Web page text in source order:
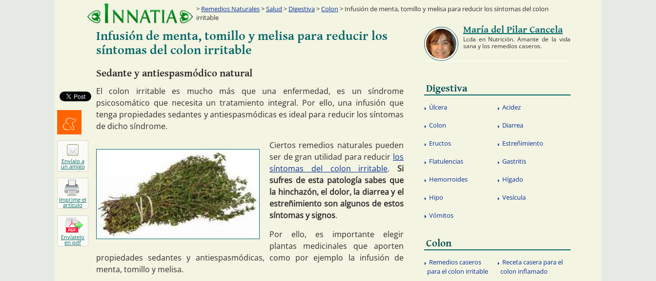
Remedios Naturales>Salud > Digestiva>Colon > Infusión de menta, tomillo y melisa para reducir los síntomas del colon
irritable
Infusión de menta, tomillo y melisa para reducir los
síntomas del colon irritable
Sedante y antiespasmódico natural
El colon irritable es mucho más que una enfermedad, es un síndrome
psicosomático que necesita un tratamiento integral. Por ello, una infusión que
tenga propiedades sedantes y antiespasmódicas es ideal para reducir los síntomas
de dicho síndrome.
Ciertos remedios naturales pueden
ser de gran utilidad para reducir los
síntomas del colon irritable. Si
sufres de esta patología sabes que
la hinchazón, el dolor, la diarrea y el
estreñimiento son algunos de estos
síntomas y signos.
Por ello, es importante elegir
plantas medicinales que aporten
propiedades sedantes y antiespasmódicas, como por ejemplo la infusión de
menta, tomillo y melisa.
María del Pilar Cancela
Lcda en Nutrición. Amante de la vida
sana y los remedios caseros.
Digestiva
Úlcera Acidez
Colon Diarrea
Eructos Estreñimiento
Flatulencias Gastritis
Hemorroides Hígado
Hipo Vesícula
Vómitos
Colon
Remedios caseros
para el colon irritable
Receta casera para el
colon inflamado
Menéalo
Envíalo a
un amigo
Imprime el
artículo
Envíatelo
en pdf